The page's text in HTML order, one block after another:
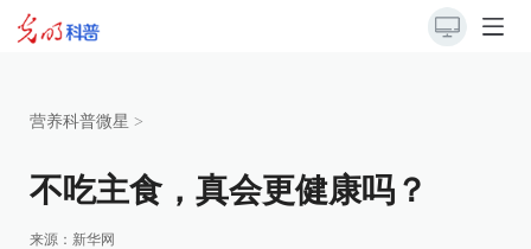
营养科普微星 >
不吃主食，真会更健康吗？
来源： 新华网